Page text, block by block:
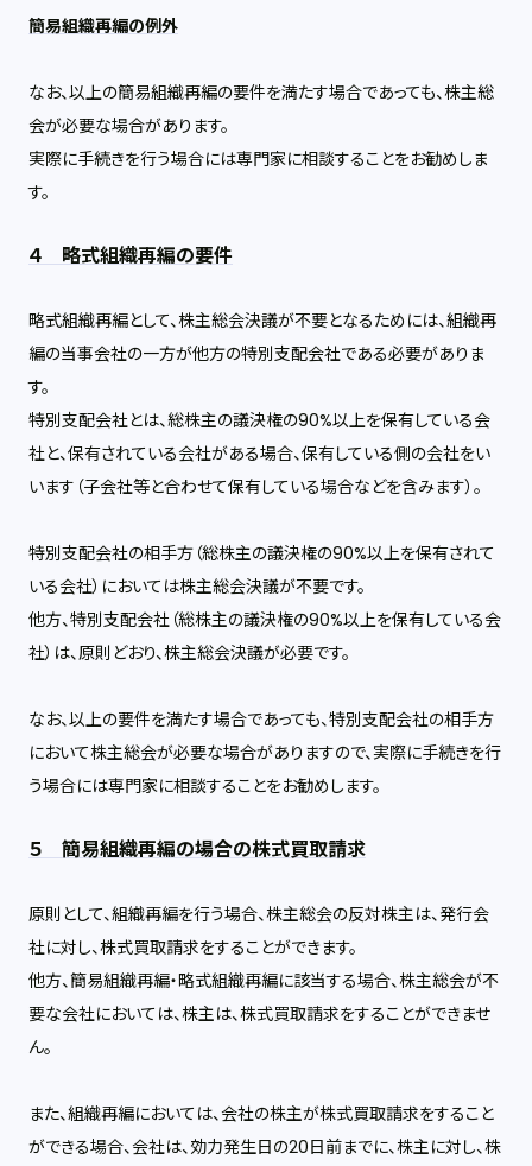
簡易組織再編の例外
なお、以上の簡易組織再編の要件を満たす場合であっても、株主総
会が必要な場合があります。
実際に手続きを行う場合には専門家に相談することをお勧めしま
す。
４ 略式組織再編の要件
略式組織再編として、株主総会決議が不要となるためには、組織再
編の当事会社の一方が他方の特別支配会社である必要がありま
す。
特別支配会社とは、総株主の議決権の90%以上を保有している会
社と、保有されている会社がある場合、保有している側の会社をい
います（子会社等と合わせて保有している場合などを含みます）。
特別支配会社の相手方（総株主の議決権の90%以上を保有されて
いる会社）においては株主総会決議が不要です。
他方、特別支配会社（総株主の議決権の90%以上を保有している会
社）は、原則どおり、株主総会決議が必要です。
なお、以上の要件を満たす場合であっても、特別支配会社の相手方
において株主総会が必要な場合がありますので、実際に手続きを行
う場合には専門家に相談することをお勧めします。
５ 簡易組織再編の場合の株式買取請求
原則として、組織再編を行う場合、株主総会の反対株主は、発行会
社に対し、株式買取請求をすることができます。
他方、簡易組織再編・略式組織再編に該当する場合、株主総会が不
要な会社においては、株主は、株式買取請求をすることができませ
ん。
また、組織再編においては、会社の株主が株式買取請求をすること
ができる場合、会社は、効力発生日の20日前までに、株主に対し、株